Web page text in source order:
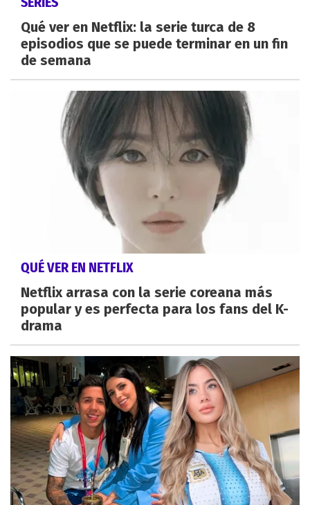
Qué ver en Netflix: la serie turca de 8
episodios que se puede terminar en un fin
de semana
QUÉ VER EN NETFLIX
Netflix arrasa con la serie coreana más
popular y es perfecta para los fans del K-
drama